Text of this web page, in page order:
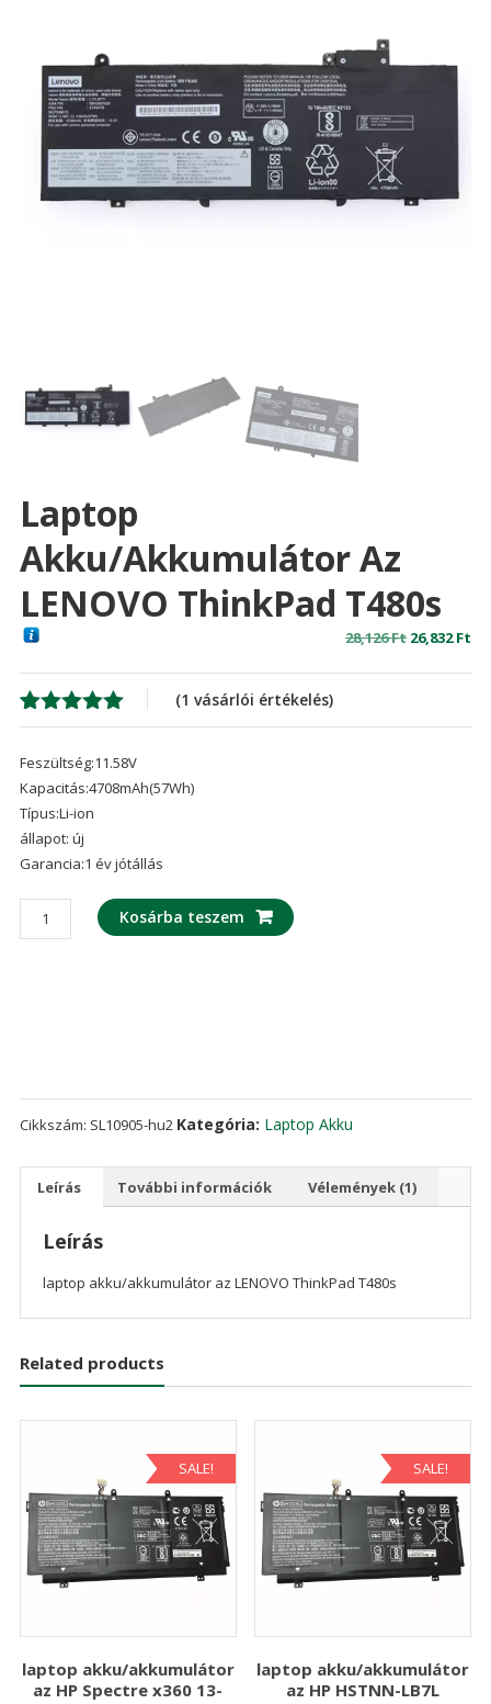
Laptop
Akku/akkumulátor Az
LENOVO ThinkPad T480s
28,126Ft Original
26,832Ft
Értékelés
ből,
1
értékelés
alapján
(1 vásárlói értékelés)
Feszültség:11.58V
Kapacitás:4708mAh(57Wh)
Típus:Li-ion
állapot: új
Garancia:1 év jótállás
laptop
akku/akkumulátor
Kosárba teszem
Cikkszám: SL10905-hu2 Kategória: Laptop Akku
Leírás További információk Vélemények (1)
Leírás
laptop akku/akkumulátor az LENOVO ThinkPad T480s
Related products
SALE!
laptop akku/akkumulátor
az HP Spectre x360 13-
SALE!
laptop akku/akkumulátor
az HP HSTNN-LB7L